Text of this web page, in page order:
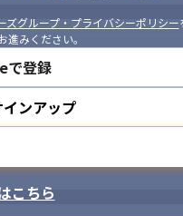
ズグループ・プライバシーポリシー
みください。
で登録
ンアップ
こちら